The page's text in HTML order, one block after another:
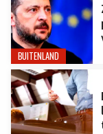
BUITENLAND